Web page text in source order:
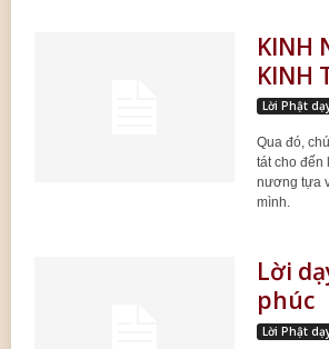
KINH
KINH
Lời Phật
Qua đó,
tát cho đến
nương tựa
mình.
Lời
phúc
Lời Phật